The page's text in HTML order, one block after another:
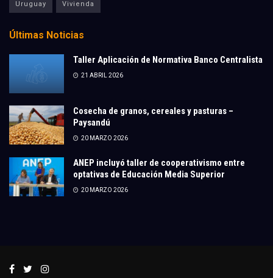
Uruguay Vivienda
Últimas Noticias
Taller Aplicación de Normativa Banco Centralista
21 ABRIL 2026
Cosecha de granos, cereales y pasturas –
Paysandú
20 MARZO 2026
ANEP incluyó taller de cooperativismo entre
optativas de Educación Media Superior
20 MARZO 2026